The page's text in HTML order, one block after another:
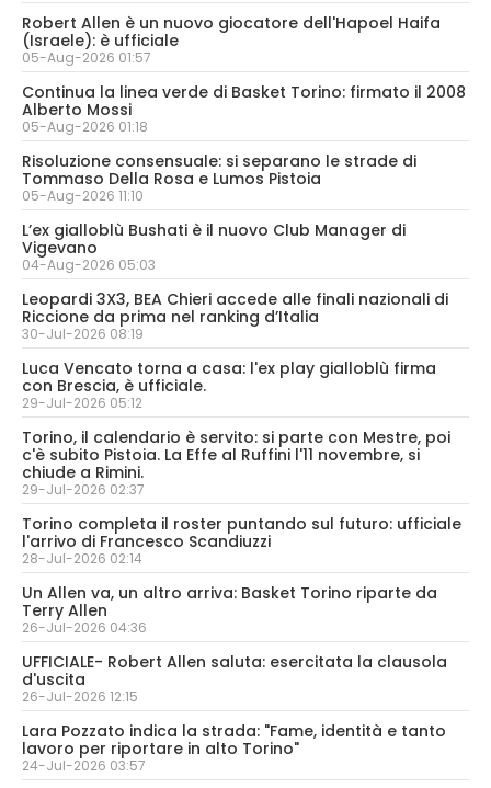
Robert Allen è un nuovo giocatore dell'Hapoel Haifa
(Israele): è ufficiale
05-Aug-2026 01:57
Continua la linea verde di Basket Torino: firmato il 2008
Alberto Mossi
05-Aug-2026 01:18
Risoluzione consensuale: si separano le strade di
Tommaso Della Rosa e Lumos Pistoia
05-Aug-2026 11:10
L’ex gialloblù Bushati è il nuovo Club Manager di
Vigevano
04-Aug-2026 05:03
Leopardi 3X3, BEA Chieri accede alle finali nazionali di
Riccione da prima nel ranking d’Italia
30-Jul-2026 08:19
Luca Vencato torna a casa: l'ex play gialloblù firma
con Brescia, è ufficiale.
29-Jul-2026 05:12
Torino, il calendario è servito: si parte con Mestre, poi
c'è subito Pistoia. La Effe al Ruffini l'11 novembre, si
chiude a Rimini.
29-Jul-2026 02:37
Torino completa il roster puntando sul futuro: ufficiale
l'arrivo di Francesco Scandiuzzi
28-Jul-2026 02:14
Un Allen va, un altro arriva: Basket Torino riparte da
Terry Allen
26-Jul-2026 04:36
UFFICIALE- Robert Allen saluta: esercitata la clausola
d'uscita
26-Jul-2026 12:15
Lara Pozzato indica la strada: "Fame, identità e tanto
lavoro per riportare in alto Torino"
24-Jul-2026 03:57